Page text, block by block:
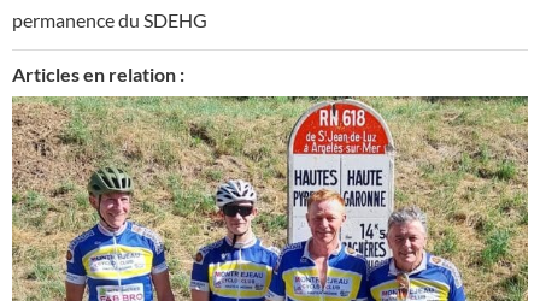
permanence du SDEHG
Articles en relation :